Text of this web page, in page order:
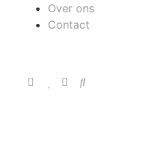
Over ons
Contact